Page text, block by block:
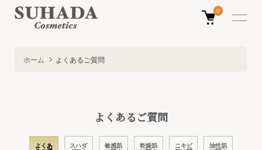
0
ホーム よくあるご質問
よくあるご質問
よくあ スハダ 敏感肌 乾燥肌 ニキビ 油性肌